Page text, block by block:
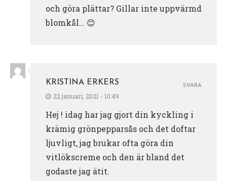
och göra plättar? Gillar inte uppvärmd
blomkål… 😊
KRISTINA ERKERS
22 januari, 2021 - 10:49
Hej ! idag har jag gjort din kyckling i
krämig grönpepparsås och det doftar
ljuvligt, jag brukar ofta göra din
vitlökscreme och den är bland det
godaste jag ätit.
SVARA